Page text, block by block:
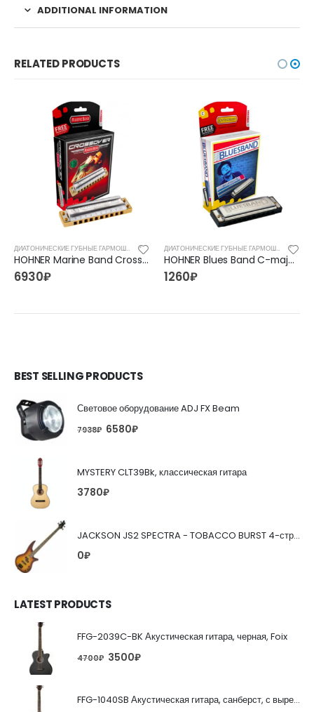
ADDITIONAL INFORMATION
RELATED PRODUCTS
ДИАТОНИЧЕСКИЕ ГУБНЫЕ ГАРМОШКИ
HOHNER Marine Band Crossover C, губная гармошка
6930₽
ДИАТОНИЧЕСКИЕ ГУБНЫЕ ГАРМОШКИ
HOHNER Blues Band C-major, губная гармошка
1260₽
BEST SELLING PRODUCTS
Световое оборудование ADJ FX Beam
7938₽ 6580₽
MYSTERY CLT39Bk, классическая гитара
3780₽
JACKSON JS2 SPECTRA - TOBACCO BURST 4-струнная бас-гитара
0₽
LATEST PRODUCTS
FFG-2039C-BK Акустическая гитара, черная, Foix
4700₽ 3500₽
FFG-1040SB Акустическая гитара, санберст, с вырезом, Foix